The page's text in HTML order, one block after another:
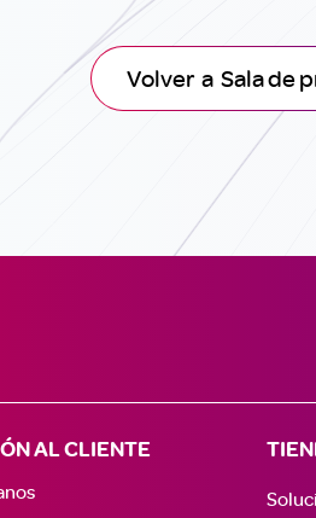
Volver a Sala de
AL CLIENTE